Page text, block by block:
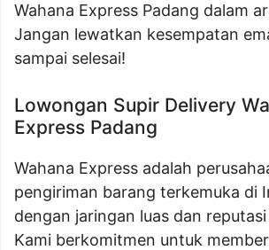
Wahana Express Padang dalam
Jangan lewatkan kesempatan
sampai selesai!
Lowongan Supir Delivery
Express Padang
Wahana Express adalah
pengiriman barang terkemuka di
dengan jaringan luas dan
Kami berkomitmen untuk